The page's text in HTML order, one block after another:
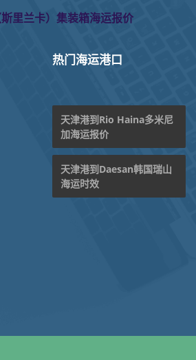
里兰卡）集装箱海运报价
热门海运港口
天津港到Rio Haina多米尼
加海运报价
天津港到Daesan韩国瑞山
海运时效